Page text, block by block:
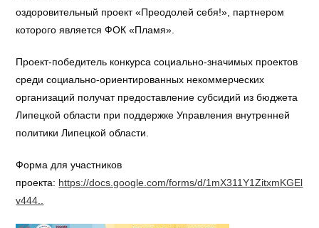
оздоровительный проект «Преодолей себя!», партнером
которого является ФОК «Пламя».
Проект-победитель конкурса социально-значимых проектов
среди социально-ориентированных некоммерческих
организаций получат предоставление субсидий из бюджета
Липецкой области при поддержке Управления внутренней
политики Липецкой области.
Форма для участников
проекта: https://docs.google.com/forms/d/1mX311Y1ZitxmKGEl
v444..